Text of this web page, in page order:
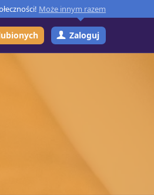
Może innym razem
Zaloguj